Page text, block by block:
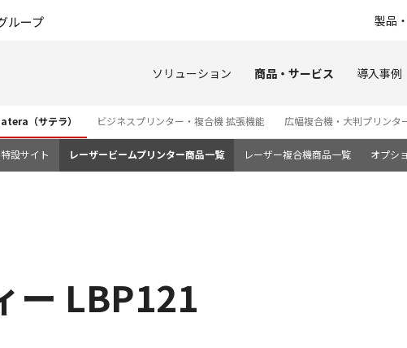
ループ 製品
ソリューション 商品・サービス 導入事例
（サテラ） ビジネスプリンター・複合機 拡張機能 広幅複合機・大判プリンタ
設サイト レーザービームプリンター商品一覧 レーザー複合機商品一覧 オプシ
ー LBP121